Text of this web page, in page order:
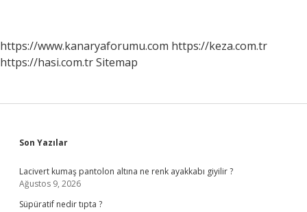
https://www.kanaryaforumu.com https://keza.com.tr
https://hasi.com.trSitemap
Sidebar
Son Yazılar
Lacivert kumaş pantolon altına ne renk ayakkabı giyilir ?
Ağustos 9, 2026
Süpüratif nedir tıpta ?